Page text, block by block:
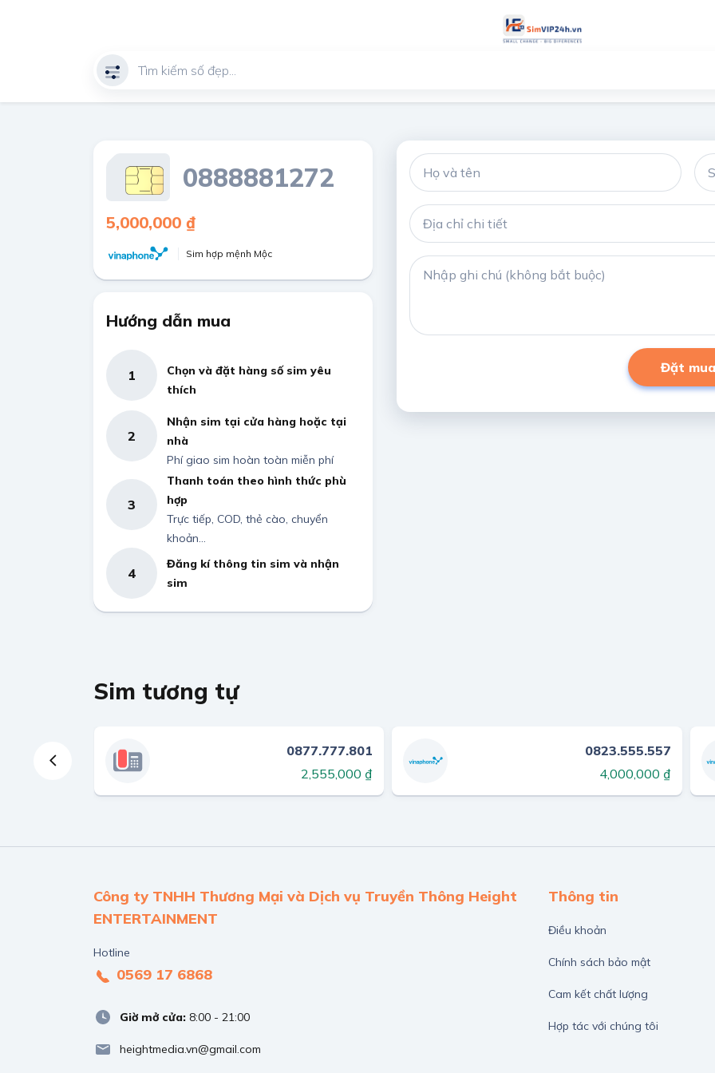
0888881272
5,000,000 ₫
Sim hợp mệnh Mộc
Hướng dẫn mua
1
Chọn và đặt hàng số sim yêu
thích
2
Nhận sim tại cửa hàng hoặc tại
nhà
Phí giao sim hoàn toàn miễn phí
3
Thanh toán theo hình thức phù
hợp
Trực tiếp, COD, thẻ cào, chuyển
khoản...
4
Đăng kí thông tin sim và nhận
sim
Đặt mua
Sim tương tự
0877.777.801
2,555,000 ₫
0823.555.557
4,000,000 ₫
Công ty TNHH Thương Mại và Dịch vụ Truyền Thông Height
ENTERTAINMENT
Hotline
0569 17 6868
Giờ mở cửa: 8:00 - 21:00
heightmedia.vn@gmail.com
Thông tin
Điều khoản
Chính sách bảo mật
Cam kết chất lượng
Hợp tác với chúng tôi